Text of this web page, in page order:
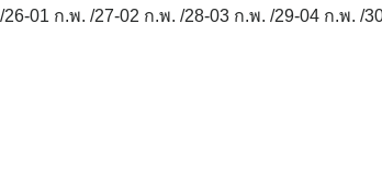
01 ก.พ. /27-02 ก.พ. /28-03 ก.พ. /29-04 ก.พ. /